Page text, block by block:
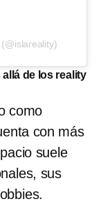
de los reality
como
con más
suele
sus